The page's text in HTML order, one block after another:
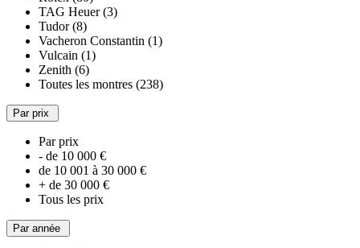
TAG Heuer (3)
Tudor (8)
Vacheron Constantin (1)
Vulcain (1)
Zenith (6)
Toutes les montres (238)
Par prix
Par prix
- de 10 000 €
de 10 001 à 30 000 €
+ de 30 000 €
Tous les prix
Par année